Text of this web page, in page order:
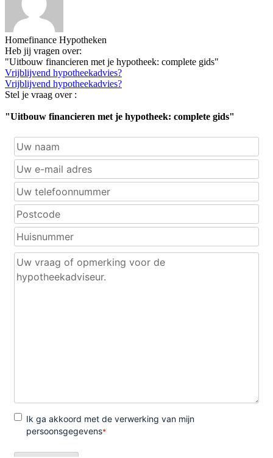
Homefinance Hypotheken
Heb jij vragen over:
"Uitbouw financieren met je hypotheek: complete gids"
Vrijblijvend hypotheekadvies?
Vrijblijvend hypotheekadvies?
Stel je vraag over :
"Uitbouw financieren met je hypotheek: complete gids"